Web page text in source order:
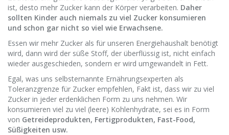
ist, desto mehr Zucker kann der Körper verarbeiten. Daher
sollten Kinder auch niemals zu viel Zucker konsumieren
und schon gar nicht so viel wie Erwachsene.
Essen wir mehr Zucker als für unseren Energiehaushalt benötigt
wird, dann wird der süße Stoff, der überflüssig ist, nicht einfach
wieder ausgeschieden, sondern er wird umgewandelt in Fett.
Egal, was uns selbsternannte Ernährungsexperten als
Toleranzgrenze für Zucker empfehlen, Fakt ist, dass wir zu viel
Zucker in jeder erdenklichen Form zu uns nehmen. Wir
konsumieren viel zu viel (leere) Kohlenhydrate, sei es in Form
von Getreideprodukten, Fertigprodukten, Fast-Food,
Süßigkeiten usw.